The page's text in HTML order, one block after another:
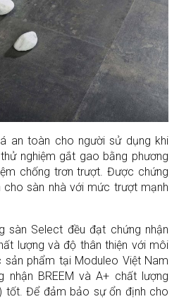
an toàn cho người sử dụng khi
nghiệm gắt gao bằng phương
chống trơn trượt. Được chứng
cho sàn nhà với mức trượt mạnh
sàn Select đều đạt chứng nhận
lượng và độ thân thiện với môi
phẩm tại Moduleo Việt Nam
nhận BREEM và A+ chất lượng
tốt. Để đảm bảo sự ổn định cho